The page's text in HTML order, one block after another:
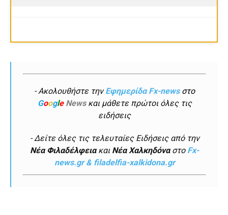
- Ακολουθήστε τηνΕφημερίδα Fx-newsστο
Google Newsκαι μάθετε πρώτοι όλες τις
ειδήσεις
- Δείτε όλες τις τελευταίες Ειδήσεις από την
Νέα Φιλαδέλφειακαι Νέα Χαλκηδόναστο Fx-
news.gr & filadelfia-xalkidona.gr